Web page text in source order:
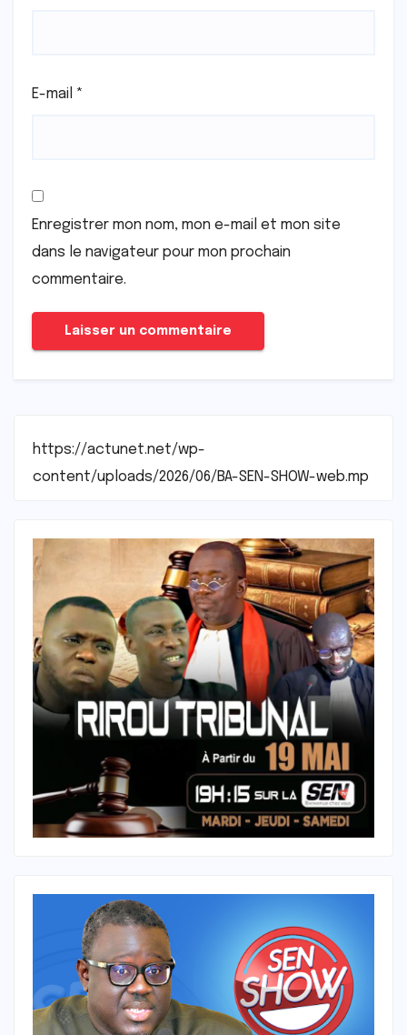
E-mail *
Enregistrer mon nom, mon e-mail et mon site
dans le navigateur pour mon prochain
commentaire.
https://actunet.net/wp-
content/uploads/2026/06/BA-SEN-SHOW-web.mp